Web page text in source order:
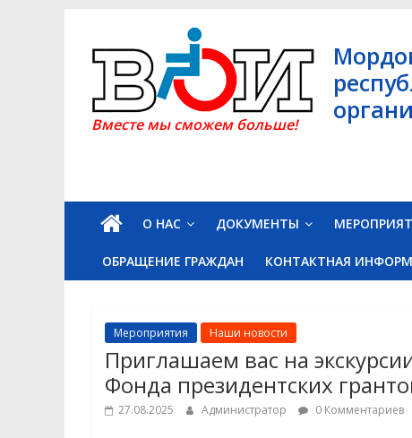
content
Вместе мы сможем больше!
О НАС ДОКУМЕНТЫ
ОБРАЩЕНИЕ ГРАЖДАН КОНТАКТНАЯ
Мероприятия Наши новости
Приглашаем вас на
Фонда президентских
27.08.2025 Администратор 0 Комментариев